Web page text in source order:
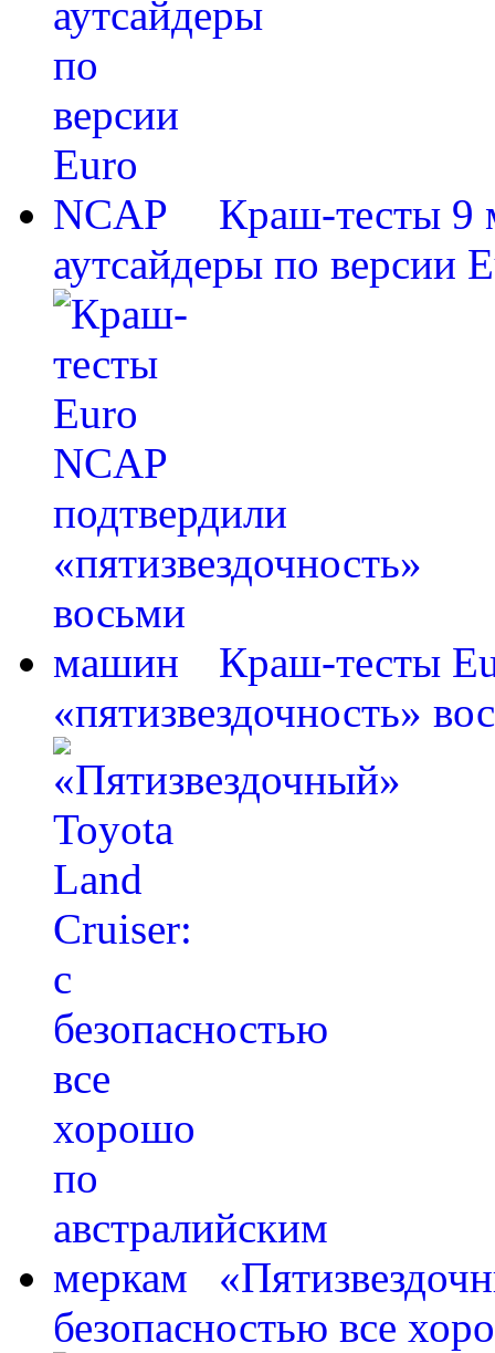
Краш-тесты 9
аутсайдеры по версии
Краш-тесты
«пятизвездочность»
безопасностью все